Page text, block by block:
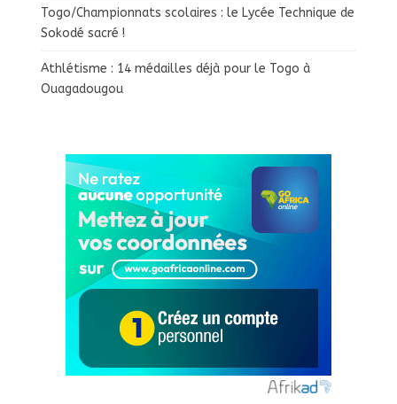
Togo/Championnats scolaires : le Lycée Technique de
Sokodé sacré !
Athlétisme : 14 médailles déjà pour le Togo à
Ouagadougou